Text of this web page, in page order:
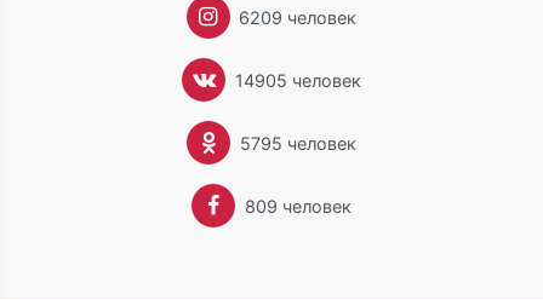
6209 человек
14905 человек
5795 человек
809 человек